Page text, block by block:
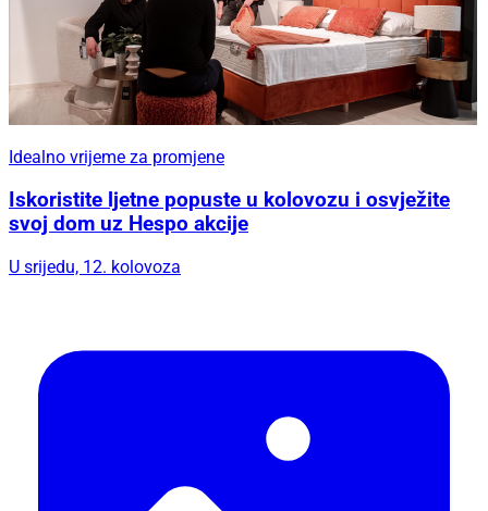
Idealno vrijeme za promjene
Iskoristite ljetne popuste u kolovozu i osvježite
svoj dom uz Hespo akcije
U srijedu, 12. kolovoza